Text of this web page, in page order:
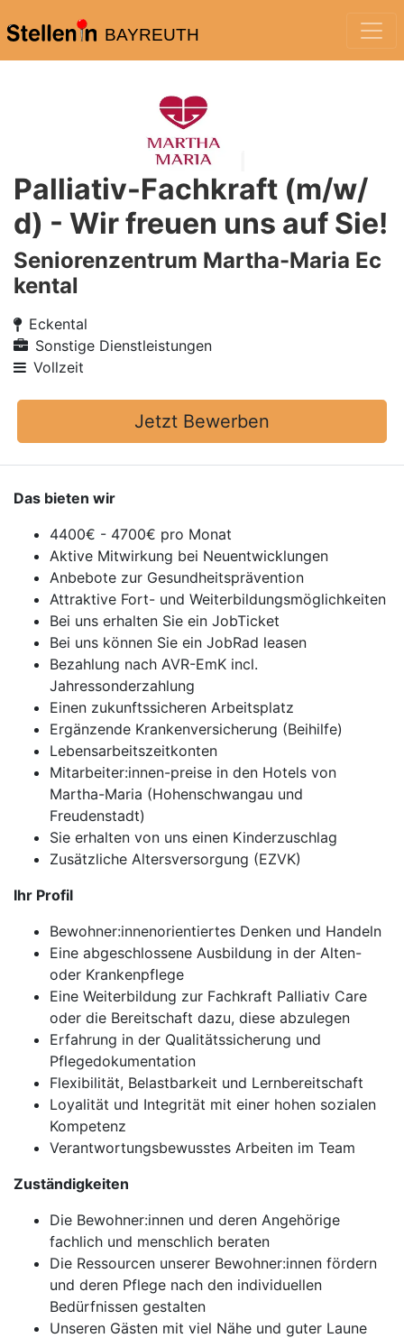
BAYREUTH
Palliativ-Fachkraft (m/w/
d) - Wir freuen uns auf Sie!
Seniorenzentrum Martha-Maria Ec
kental
Eckental
Sonstige Dienstleistungen
Vollzeit
Jetzt Bewerben
Das bieten wir
4400€ - 4700€ pro Monat
Aktive Mitwirkung bei Neuentwicklungen
Anbebote zur Gesundheitsprävention
Attraktive Fort- und Weiterbildungsmöglichkeiten
Bei uns erhalten Sie ein JobTicket
Bei uns können Sie ein JobRad leasen
Bezahlung nach AVR-EmK incl.
Jahressonderzahlung
Einen zukunftssicheren Arbeitsplatz
Ergänzende Krankenversicherung (Beihilfe)
Lebensarbeitszeitkonten
Mitarbeiter:innen-preise in den Hotels von
Martha-Maria (Hohenschwangau und
Freudenstadt)
Sie erhalten von uns einen Kinderzuschlag
Zusätzliche Altersversorgung (EZVK)
Ihr Profil
Bewohner:innenorientiertes Denken und Handeln
Eine abgeschlossene Ausbildung in der Alten-
oder Krankenpflege
Eine Weiterbildung zur Fachkraft Palliativ Care
oder die Bereitschaft dazu, diese abzulegen
Erfahrung in der Qualitätssicherung und
Pflegedokumentation
Flexibilität, Belastbarkeit und Lernbereitschaft
Loyalität und Integrität mit einer hohen sozialen
Kompetenz
Verantwortungsbewusstes Arbeiten im Team
Zuständigkeiten
Die Bewohner:innen und deren Angehörige
fachlich und menschlich beraten
Die Ressourcen unserer Bewohner:innen fördern
und deren Pflege nach den individuellen
Bedürfnissen gestalten
Unseren Gästen mit viel Nähe und guter Laune